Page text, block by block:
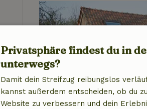
Privatsphäre findest du in
unterwegs?
Damit dein Streifzug reibungslos
kannst außerdem entscheiden, ob du
Website zu verbessern und dein